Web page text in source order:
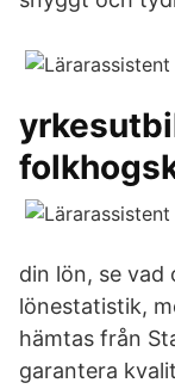
din lön, se vad
lönestatistik,
hämtas från
garantera